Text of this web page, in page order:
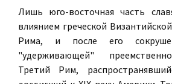
Лишь юго-восточная часть
влиянием греческой
Рима, и после его
"удерживающей"
Третий Рим,